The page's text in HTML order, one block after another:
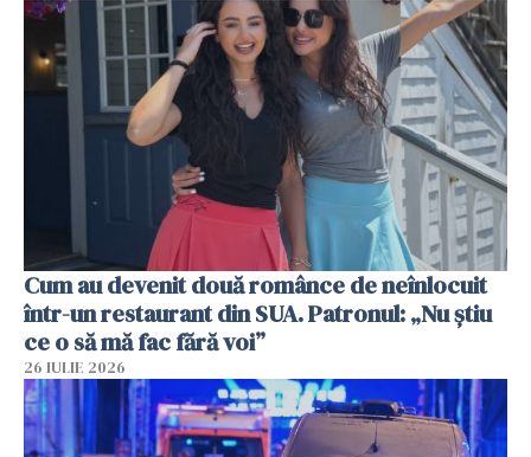
Cum au devenit două românce de neînlocuit
într-un restaurant din SUA. Patronul: „Nu știu
ce o să mă fac fără voi”
26 IULIE 2026